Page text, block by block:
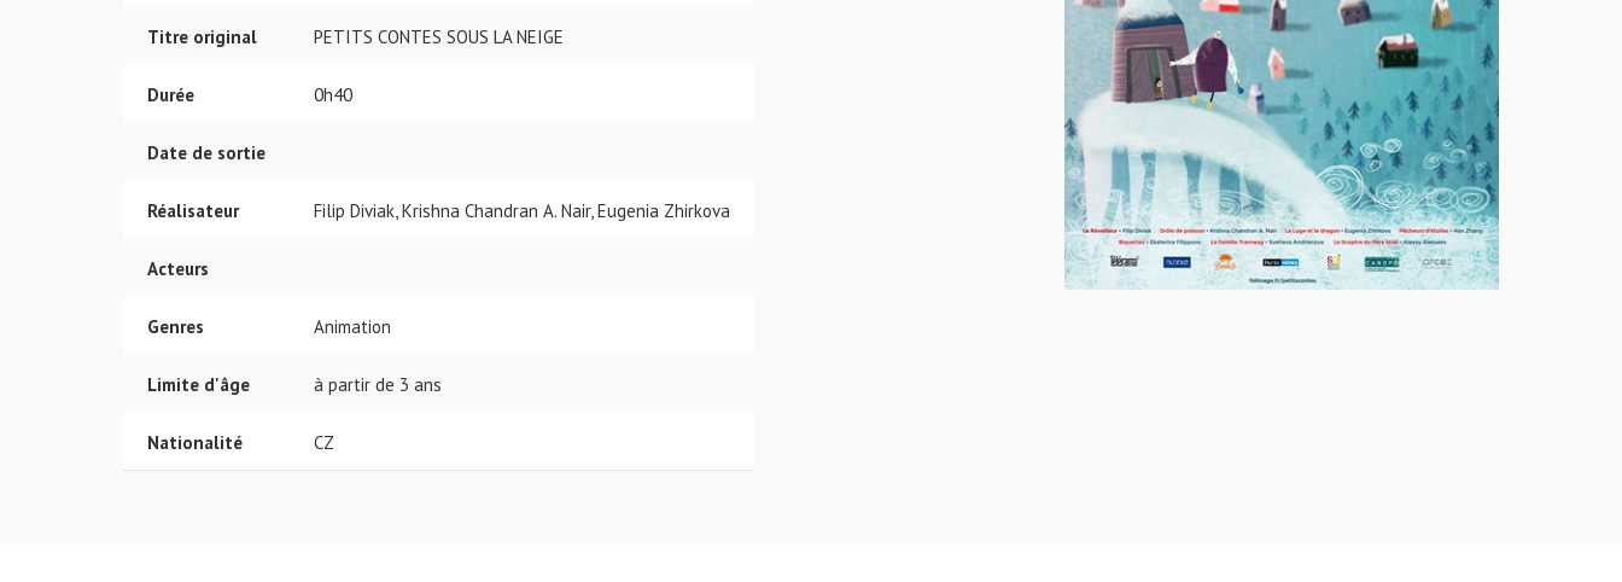
Titre original PETITS CONTES SOUS LA NEIGE
Durée 0h40
Date de sortie
Réalisateur Filip Diviak, Krishna Chandran A. Nair, Eugenia Zhirkova
Acteurs
Genres Animation
Limite d'âge à partir de 3 ans
Nationalité CZ